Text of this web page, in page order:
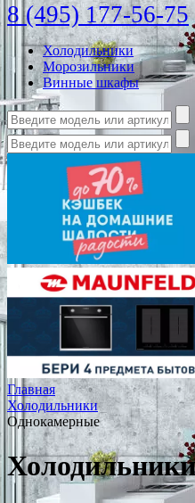
8 (495) 177-56-75
Холодильники
Морозильники
Винные шкафы
Главная
Холодильники
Однокамерные